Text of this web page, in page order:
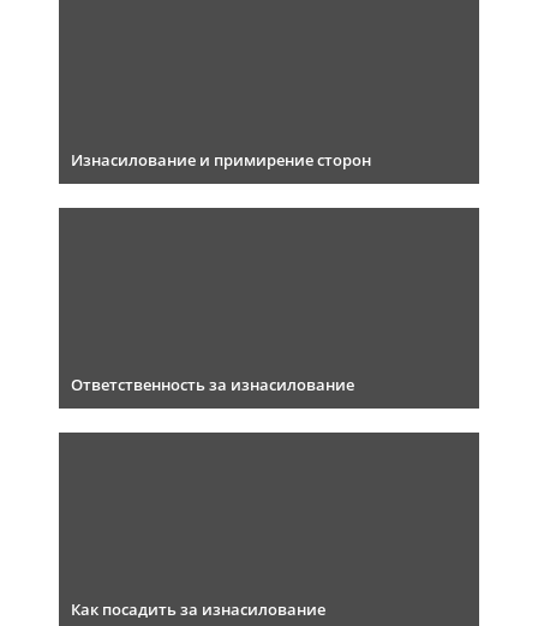
Изнасилование и примирение сторон
Ответственность за изнасилование
Как посадить за изнасилование